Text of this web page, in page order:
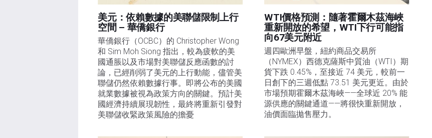
美元：依賴數據的美聯儲限制上行
空間 – 華僑銀行
華僑銀行（OCBC）的 Christopher Wong
和 Sim Moh Siong 指出，較為疲軟的美
國通脹以及市場對美聯儲反應函數的討
論，已經削弱了美元的上行動能，儘管美
聯儲仍然依賴數據行事。即將公布的美國
就業數據被視為政策方向的關鍵。預計美
國經濟持續展現韌性，最終將重新引發對
美聯儲收緊政策風險的擔憂
WTI價格預測：隨著霍爾木茲海峽
重新開放的希望，WTI下行可能指
向67美元附近
週四歐洲早盤，紐約商品交易所
（NYMEX）西德克薩斯中質油（WTI）期
貨下跌 0.45%，至接近 74 美元，較前一
日創下的三週低點 73.51 美元更近。由於
市場預期霍爾木茲海峽——全球近 20% 能
源供應的關鍵通道——將很快重新開放，
油價面臨拋售壓力。